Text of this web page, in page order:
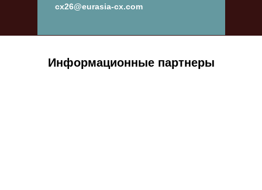
cx26@eurasia-cx.com
Информационные партнеры